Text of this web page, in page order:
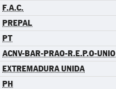
F.A.C.
PREPAL
PT
ACNV-BAR-PRAO-R.E.P.O-UNIO
EXTREMADURA UNIDA
PH